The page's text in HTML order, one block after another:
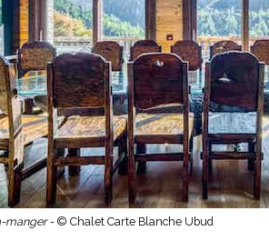
manger - © Chalet Carte Blanche Ubud